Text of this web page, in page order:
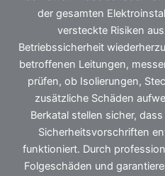
der gesamten
versteckte Risiken
Betriebssicherheit
betroffenen Leitungen,
prüfen, ob Isolierungen,
zusätzliche Schäden
Berkatal stellen sicher,
Sicherheitsvorschriften
funktioniert. Durch
Folgeschäden und